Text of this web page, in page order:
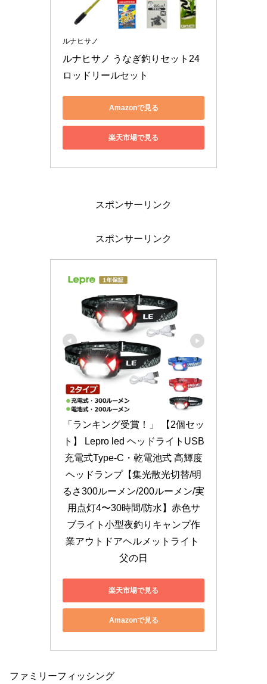
ルナヒサノ
ルナヒサノ うなぎ釣りセット24
ロッドリールセット
Amazonで見る
楽天市場で見る
スポンサーリンク
スポンサーリンク
「ランキング受賞！」 【2個セッ
ト】 Lepro led ヘッドライトUSB
充電式Type-C・乾電池式 高輝度
ヘッドランプ【集光散光切替/明
るさ300ルーメン/200ルーメン/実
用点灯4〜30時間/防水】赤色サ
ブライト小型夜釣りキャンプ作
業アウトドアヘルメットライト
父の日
楽天市場で見る
Amazonで見る
ファミリーフィッシング